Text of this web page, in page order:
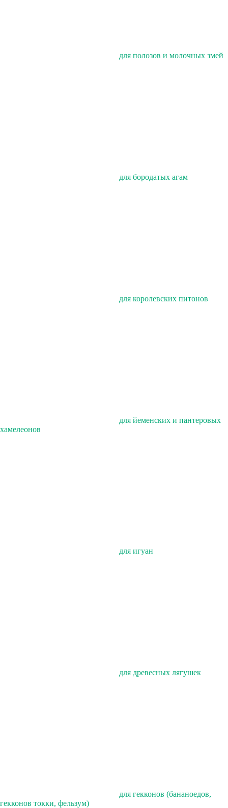
для полозов и молочных змей
для бородатых агам
для королевских питонов
для йеменских и пантеровых
хамелеонов
для игуан
для древесных лягушек
для гекконов (бананоедов,
гекконов токки, фельзум)